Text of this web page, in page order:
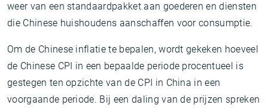
weer van een standaardpakket aan goederen en diensten
die Chinese huishoudens aanschaffen voor consumptie.
Om de Chinese inflatie te bepalen, wordt gekeken hoeveel
de Chinese CPI in een bepaalde periode procentueel is
gestegen ten opzichte van de CPI in China in een
voorgaande periode. Bij een daling van de prijzen spreken